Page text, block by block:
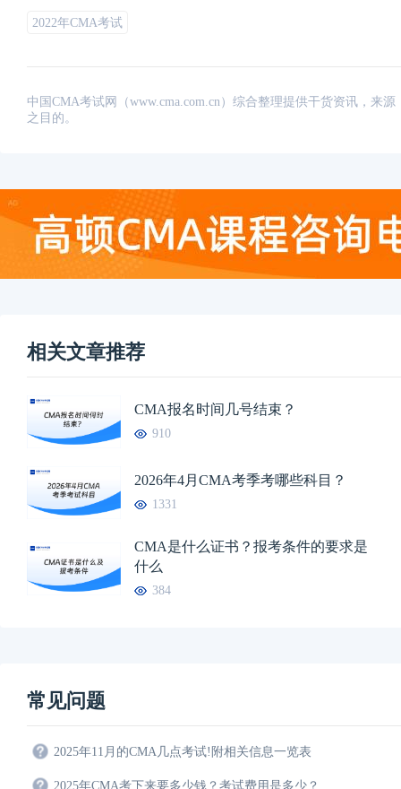
2022年CMA考试
中国CMA考试网（www.cma.com.cn）综合整理提供干货资讯，来
之目的。
相关文章推荐
CMA报名时间几号结束？
910
2026年4月CMA考季考哪些科目？
1331
CMA是什么证书？报考条件的要求是
什么
384
常见问题
2025年11月的CMA几点考试!附相关信息一览表
2025年CMA考下来要多少钱？考试费用是多少？